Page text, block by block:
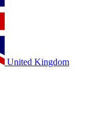
United Kingdom